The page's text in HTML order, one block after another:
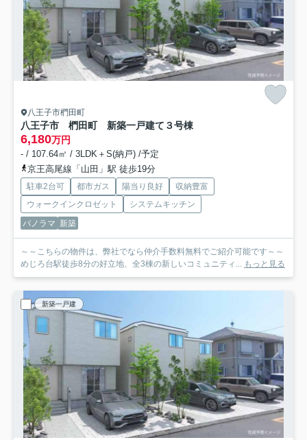
八王子市椚田町
八王子市 椚田町 新築一戸建て ３号棟
6,180万円
- / 107.64㎡ / 3LDK＋S(納戸) /予定
京王高尾線「山田」駅 徒歩19分
駐車2台可 都市ガス 陽当り良好
収納豊富
ウォークインクロゼット
システムキッチン
パノラマ 新築
～～こちらの物件は、弊社でなら仲介手数料無料でご紹介可能です～～
めじろ台駅徒歩8分の好立地、全3棟の新しいコミュニティ...
もっと見る
新築一戸建